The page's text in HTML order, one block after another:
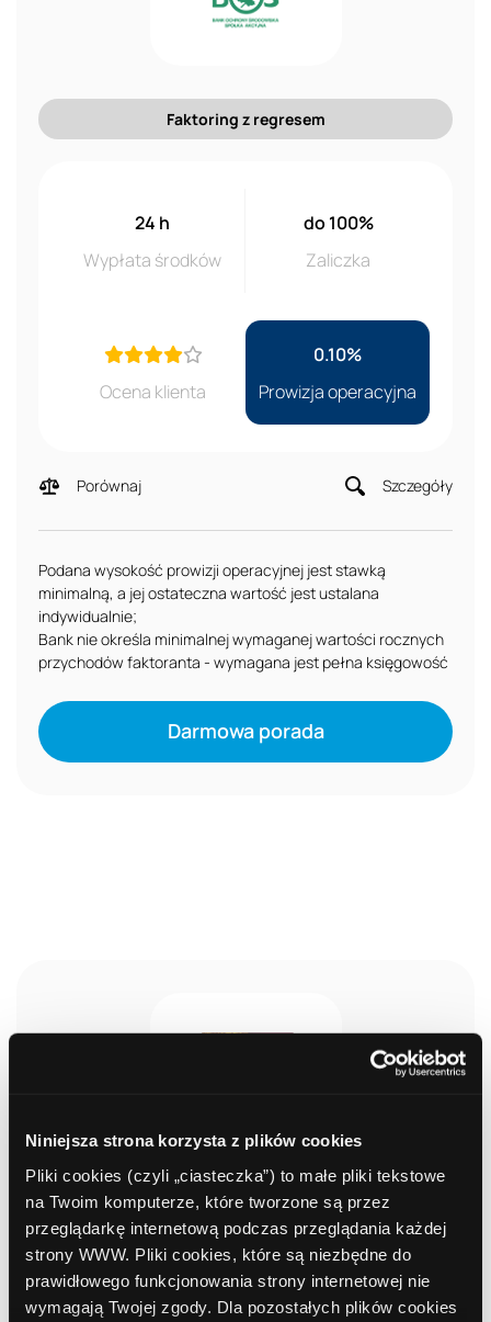
Niniejsza strona korzysta z plików cookies
Pliki cookies (czyli „ciasteczka”) to małe pliki tekstowe
na Twoim komputerze, które tworzone są przez
przeglądarkę internetową podczas przeglądania każdej
strony WWW. Pliki cookies, które są niezbędne do
prawidłowego funkcjonowania strony internetowej nie
wymagają Twojej zgody. Dla pozostałych plików cookies
Faktoring z regresem
24 h
Wypłata środków
do 100%
Zaliczka
Ocena klienta
0.10%
Prowizja operacyjna
Porównaj Szczegóły
Podana wysokość prowizji operacyjnej jest stawką
minimalną, a jej ostateczna wartość jest ustalana
indywidualnie;
Bank nie określa minimalnej wymaganej wartości rocznych
przychodów faktoranta - wymagana jest pełna księgowość
Darmowa porada
Faktoring niepełny
1 h
Wypłata środków
do 90%
Zaliczka